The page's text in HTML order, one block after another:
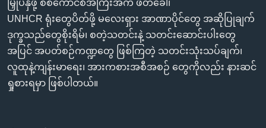
ရှာဖွေ
ရန်
နေရာ
သို့
ကျော်
ဘာသာစကားများ
မြှုပ်နှံဖို့ စစ်ကောင်စီအကြီးအကဲ ဖိတ်ခေါ်၊
UNHCR ရုံးတွေပိတ်ဖို့ မလေးရှား အာဏာပိုင်တွေ အဆိုပြုချက်
ဒုက္ခသည်တွေစိုးရိမ်၊ စတဲ့သတင်းနဲ့ သတင်းဆောင်းပါးတွေ
အပြင် အပတ်စဉ်ကဏ္ဍတွေ ဖြစ်ကြတဲ့ သတင်းသုံးသပ်ချက်၊
လူထုနဲ့ကျန်းမာရေး၊ အားကစားအစီအစဉ် တွေကိုလည်း နားဆင်
ရှုစားရမှာ ဖြစ်ပါတယ်။